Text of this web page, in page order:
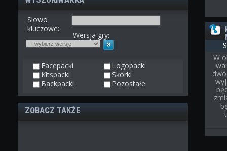
Slowo
kluczowe:
Wersja gry:
Facepacki
Logopacki
Kitspacki
Skórki
Backpacki
Pozostałe
ZOBACZ TAKŻE
W